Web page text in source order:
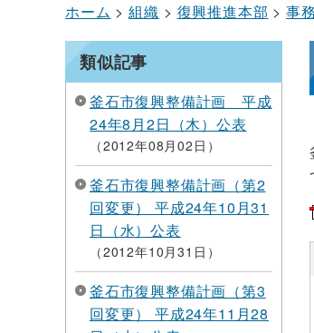
ホーム
組織 復興推進本部 事
類似記事
釜石市復興整備計画 平成
24年8月2日（木）公表
2012年08月02日
釜石市復興整備計画（第2
回変更） 平成24年10月31
日（水）公表
2012年10月31日
釜石市復興整備計画（第3
回変更） 平成24年11月28